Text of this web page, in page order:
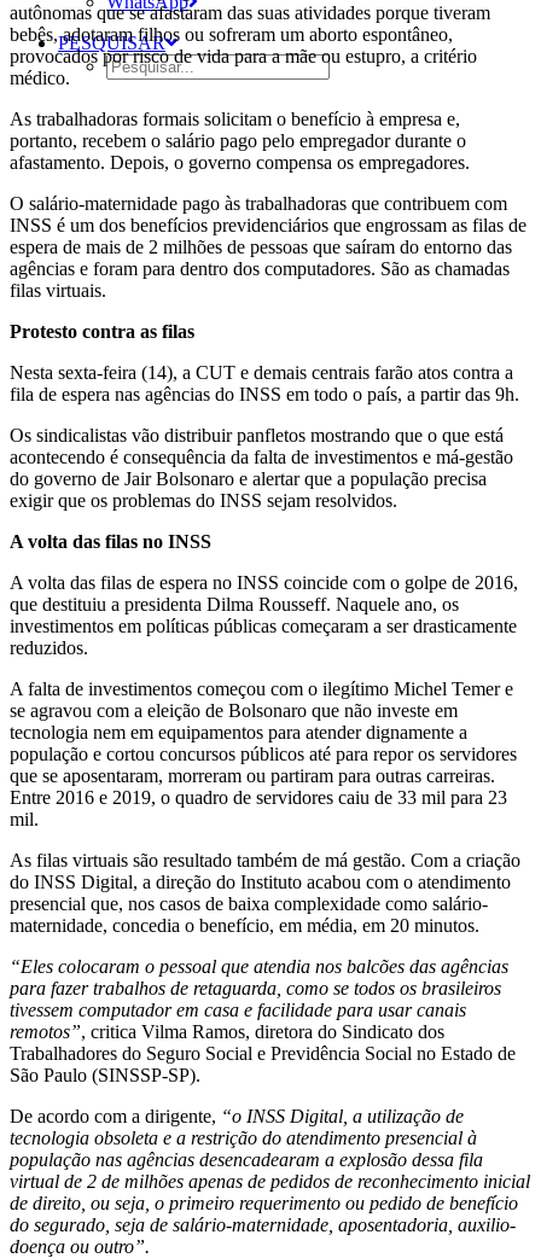
PESQUISAR
autônomas que se afastaram das suas atividades porque tiveram
bebês, adotaram filhos ou sofreram um aborto espontâneo,
provocados por risco de vida para a mãe ou estupro, a critério
médico.
As trabalhadoras formais solicitam o benefício à empresa e,
portanto, recebem o salário pago pelo empregador durante o
afastamento. Depois, o governo compensa os empregadores.
O salário-maternidade pago às trabalhadoras que contribuem com
INSS é um dos benefícios previdenciários que engrossam as filas de
espera de mais de 2 milhões de pessoas que saíram do entorno das
agências e foram para dentro dos computadores. São as chamadas
filas virtuais.
Protesto contra as filas
Nesta sexta-feira (14), a CUT e demais centrais farão atos contra a
fila de espera nas agências do INSS em todo o país, a partir das 9h.
Os sindicalistas vão distribuir panfletos mostrando que o que está
acontecendo é consequência da falta de investimentos e má-gestão
do governo de Jair Bolsonaro e alertar que a população precisa
exigir que os problemas do INSS sejam resolvidos.
A volta das filas no INSS
A volta das filas de espera no INSS coincide com o golpe de 2016,
que destituiu a presidenta Dilma Rousseff. Naquele ano, os
investimentos em políticas públicas começaram a ser drasticamente
reduzidos.
A falta de investimentos começou com o ilegítimo Michel Temer e
se agravou com a eleição de Bolsonaro que não investe em
tecnologia nem em equipamentos para atender dignamente a
população e cortou concursos públicos até para repor os servidores
que se aposentaram, morreram ou partiram para outras carreiras.
Entre 2016 e 2019, o quadro de servidores caiu de 33 mil para 23
mil.
As filas virtuais são resultado também de má gestão. Com a criação
do INSS Digital, a direção do Instituto acabou com o atendimento
presencial que, nos casos de baixa complexidade como salário-
maternidade, concedia o benefício, em média, em 20 minutos.
“Eles colocaram o pessoal que atendia nos balcões das agências
para fazer trabalhos de retaguarda, como se todos os brasileiros
tivessem computador em casa e facilidade para usar canais
remotos”, critica Vilma Ramos, diretora do Sindicato dos
Trabalhadores do Seguro Social e Previdência Social no Estado de
São Paulo (SINSSP-SP).
De acordo com a dirigente, “o INSS Digital, a utilização de
tecnologia obsoleta e a restrição do atendimento presencial à
população nas agências desencadearam a explosão dessa fila
virtual de 2 de milhões apenas de pedidos de reconhecimento inicial
de direito, ou seja, o primeiro requerimento ou pedido de benefício
do segurado, seja de salário-maternidade, aposentadoria, auxilio-
doença ou outro”.